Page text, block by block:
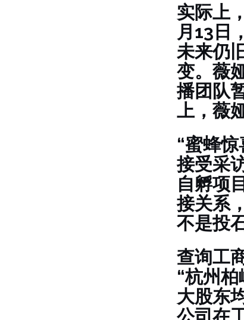
实际上
月13日
未来仍
变。薇
播团队
上，薇
“蜜蜂
接受采
自孵项
接关系
不是投
查询工
“杭州
大股东